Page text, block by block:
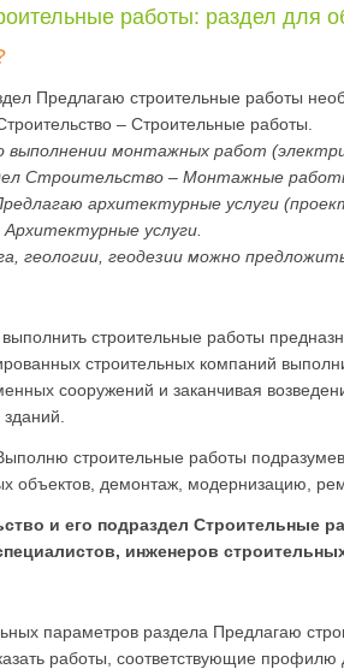
работы: раздел для
Предлагаю строительные работы
– Строительные работы.
выполнении монтажных работ
Строительство – Монтажные
архитектурные услуги
услуги.
геологии, геодезии можно
строительные работы
строительных компаний
сооружений и заканчивая
строительные работы
объектов, демонтаж, модернизацию,
и его подраздел Строительные
инженеров
параметров раздела Предлагаю
работы, соответствующие